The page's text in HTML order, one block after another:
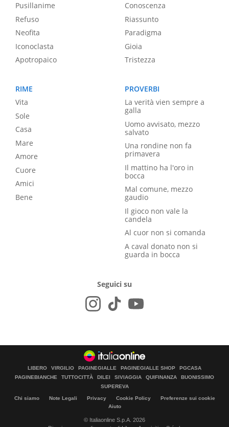
Pusillanime
Refuso
Neofita
Iconoclasta
Apotropaico
Conoscenza
Riassunto
Paradigma
Gioia
Tristezza
RIME
Vita
Sole
Casa
Mare
Amore
Cuore
Amici
Bene
PROVERBI
La verità vien sempre a
galla
Uomo avvisato, mezzo
salvato
Una rondine non fa
primavera
Il mattino ha l'oro in
bocca
Mal comune, mezzo
gaudio
Il gioco non vale la
candela
Al cuor non si comanda
A caval donato non si
guarda in bocca
Seguici su
LIBERO VIRGILIO PAGINEGIALLE PAGINEGIALLE SHOP
PGCASA
PAGINEBIANCHE
TUTTOCITTÀ DILEI SIVIAGGIA QUIFINANZA
BUONISSIMO
SUPEREVA
Chi siamo Note Legali Privacy Cookie Policy
Preferenze sui cookie
Aiuto
© Italiaonline S.p.A. 2026